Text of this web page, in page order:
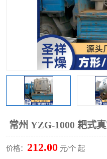
常州 YZG-1000 耙式
价格： 212.00 元/个 起
热风循环烘箱
振动流化床干燥机